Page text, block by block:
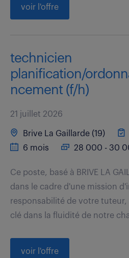
voir l'offre
technicien
planification/
ncement (f/h)
21 juillet 2026
Brive La Gaillarde (19)
6 mois
28 000 - 30
Ce poste, basé à BRIVE LA
dans le cadre d'une mission
responsabilité de votre
clé dans la fluidité de notre
voir l'offre